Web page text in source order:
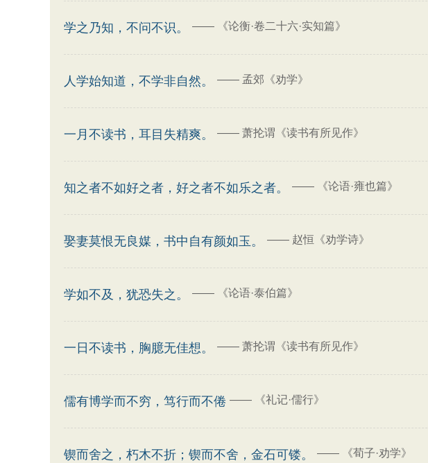
学之乃知，不问不识。 —— 《论衡·卷二十六·实知篇》
人学始知道，不学非自然。 —— 孟郊《劝学》
一月不读书，耳目失精爽。 —— 萧抡谓《读书有所见作》
知之者不如好之者，好之者不如乐之者。 —— 《论语·雍也篇》
娶妻莫恨无良媒，书中自有颜如玉。 —— 赵恒《劝学诗》
学如不及，犹恐失之。 —— 《论语·泰伯篇》
一日不读书，胸臆无佳想。 —— 萧抡谓《读书有所见作》
儒有博学而不穷，笃行而不倦 —— 《礼记·儒行》
锲而舍之，朽木不折；锲而不舍，金石可镂。 —— 《荀子·劝学》